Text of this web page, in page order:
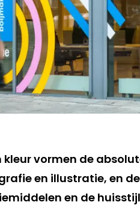
kleur vormen de
en illustratie, en
en de